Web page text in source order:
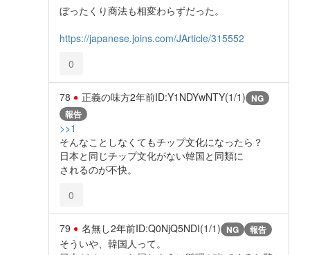
ぼったくり商法も相変わらずだった。
https://japanese.joins.com/JArticle/315552
0
78 正義の味方2年前ID:Y1NDYwNTY(1/1) NG
報告
>>1
そんなことしなくてもチップ文化になったら？
日本と同じチップ文化がない韓国と同類に
されるのが不快。
0
79 名無し2年前ID:Q0NjQ5NDI(1/1) NG 報告
そういや、韓国人って。